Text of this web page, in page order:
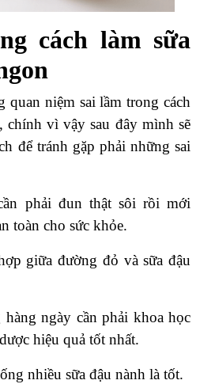
cách làm sữa
quan niệm sai lầm trong cách
chính vì vậy sau đây mình sẽ
để tránh gặp phải những sai
phải đun thật sôi rồi mới
toàn cho sức khỏe.
giữa đường đỏ và sữa đậu
ngày cần phải khoa học
hiệu quả tốt nhất.
nhiều sữa đậu nành là tốt.